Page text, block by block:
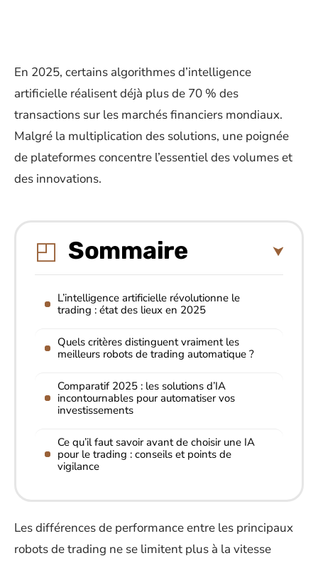
En 2025, certains algorithmes d’intelligence
artificielle réalisent déjà plus de 70 % des
transactions sur les marchés financiers mondiaux.
Malgré la multiplication des solutions, une poignée
de plateformes concentre l’essentiel des volumes et
des innovations.
Sommaire
L’intelligence artificielle révolutionne le
trading : état des lieux en 2025
Quels critères distinguent vraiment les
meilleurs robots de trading automatique ?
Comparatif 2025 : les solutions d’IA
incontournables pour automatiser vos
investissements
Ce qu’il faut savoir avant de choisir une IA
pour le trading : conseils et points de
vigilance
Les différences de performance entre les principaux
robots de trading ne se limitent plus à la vitesse